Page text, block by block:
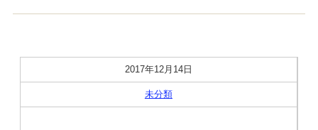
2017年12月14日
未分類